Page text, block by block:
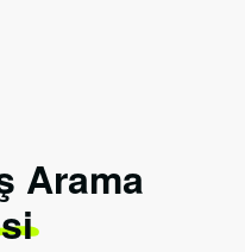
Arama